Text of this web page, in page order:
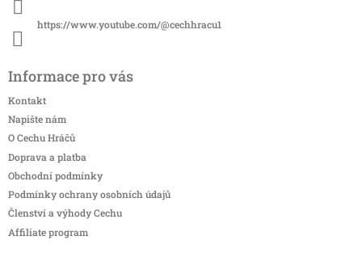
https://www.youtube.com/@cechhracu1
Informace pro vás
Kontakt
Napište nám
O Cechu Hráčů
Doprava a platba
Obchodní podmínky
Podmínky ochrany osobních údajů
Členství a výhody Cechu
Affiliate program